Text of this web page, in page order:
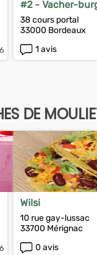
#2 - Vacher-
38 cours portal
33000 Bordeaux
1 avis
DE
Wilsi
10 rue gay-lussac
33700 Mérignac
0 avis